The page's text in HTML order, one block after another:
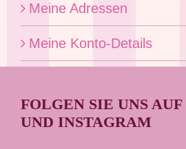
Meine Adressen
Meine Konto-Details
FOLGEN SIE UNS
UND INSTAGRAM